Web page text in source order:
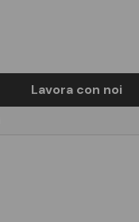
Lavora con noi